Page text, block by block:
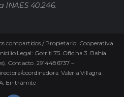
INAES 40.246.
compartidos / Propietario: Cooperativa
Legal: Gorriti 75. Oficina 3. Bahía
Contacto. 2914486737 –
coordinadora: Valeria Villagra.
En trámite